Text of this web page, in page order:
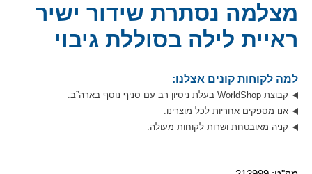
מצלמה נסתרת שידור ישיר
ראיית לילה בסוללת גיבוי
למה לקוחות קונים אצלנו:
קבוצת WorldShop בעלת ניסיון רב עם סניף נוסף בארה”ב.
אנו מספקים אחריות לכל מוצרינו.
קניה מאובטחת ושרות לקוחות מעולה.